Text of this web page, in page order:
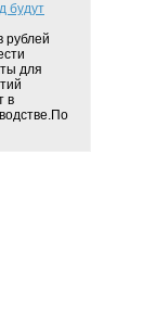
будут
рублей
для
в